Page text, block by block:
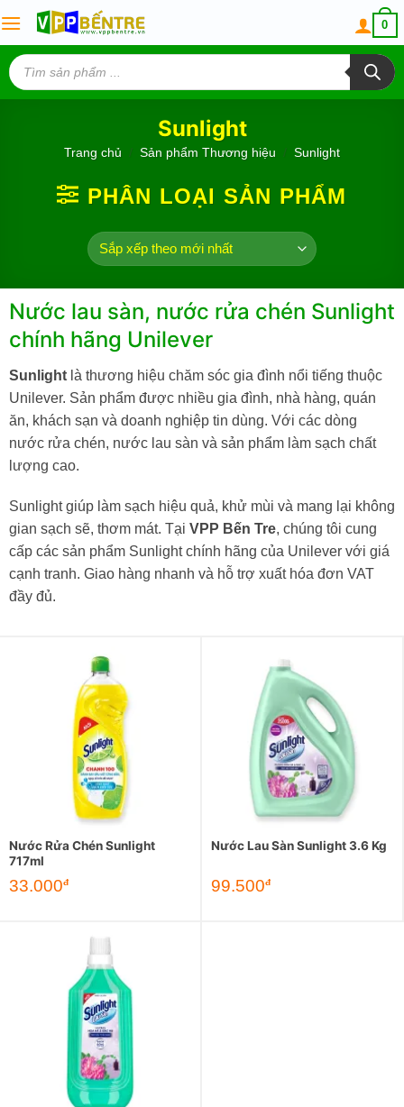
to
content
0
Tìm
kiếm
sản
phẩm
Sunlight
Trang chủ Sản phẩm Thương hiệu Sunlight
PHÂN LOẠI SẢN PHẨM
Nước lau sàn, nước rửa chén Sunlight
chính hãng Unilever
Sunlight là thương hiệu chăm sóc gia đình nổi tiếng thuộc
Unilever. Sản phẩm được nhiều gia đình, nhà hàng, quán
ăn, khách sạn và doanh nghiệp tin dùng. Với các dòng
nước rửa chén, nước lau sàn và sản phẩm làm sạch chất
lượng cao.
Sunlight giúp làm sạch hiệu quả, khử mùi và mang lại không
gian sạch sẽ, thơm mát. Tại VPP Bến Tre, chúng tôi cung
cấp các sản phẩm Sunlight chính hãng của Unilever với giá
cạnh tranh. Giao hàng nhanh và hỗ trợ xuất hóa đơn VAT
đầy đủ.
Nước Rửa Chén Sunlight
717ml
33.000đ
Nước Lau Sàn Sunlight 3.6 Kg
99.500đ